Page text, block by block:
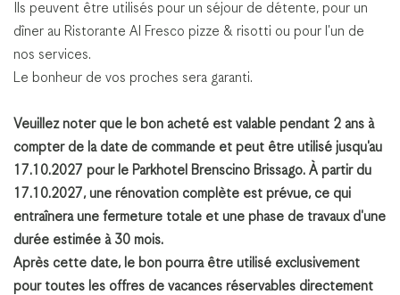
Ils peuvent être utilisés pour un séjour de détente, pour un
dîner au Ristorante Al Fresco pizze & risotti ou pour l'un de
nos services.
Le bonheur de vos proches sera garanti.
Veuillez noter que le bon acheté est valable pendant 2 ans à
compter de la date de commande et peut être utilisé jusqu'au
17.10.2027 pour le Parkhotel Brenscino Brissago. À partir du
17.10.2027, une rénovation complète est prévue, ce qui
entraînera une fermeture totale et une phase de travaux d'une
durée estimée à 30 mois.
Après cette date, le bon pourra être utilisé exclusivement
pour toutes les offres de vacances réservables directement